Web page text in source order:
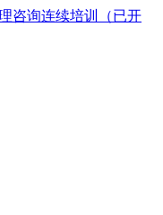
咨询连续培训（已开